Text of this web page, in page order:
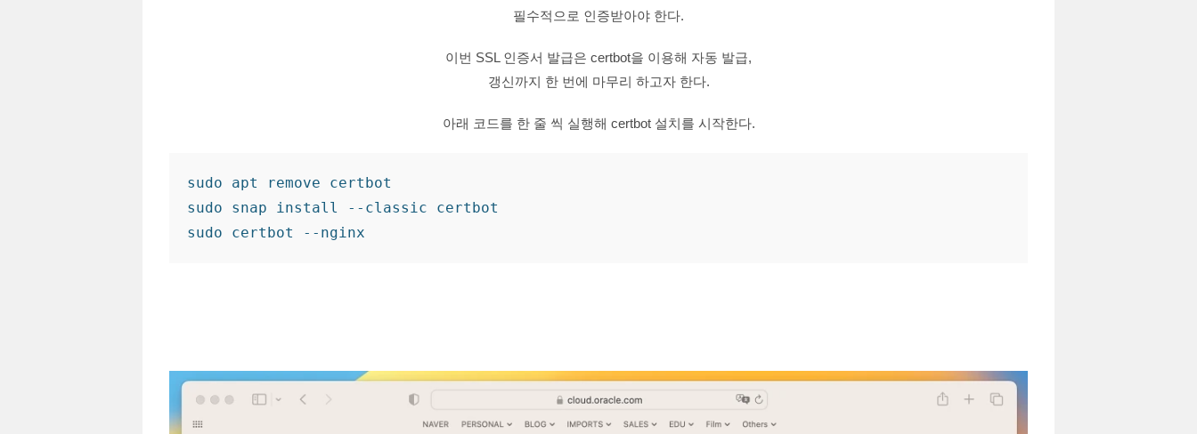
필수적으로 인증받아야 한다.
이번 SSL 인증서 발급은 certbot을 이용해 자동 발급,
갱신까지 한 번에 마무리 하고자 한다.
아래 코드를 한 줄 씩 실행해 certbot 설치를 시작한다.
sudo apt remove certbot
sudo snap install --classic certbot
sudo certbot --nginx